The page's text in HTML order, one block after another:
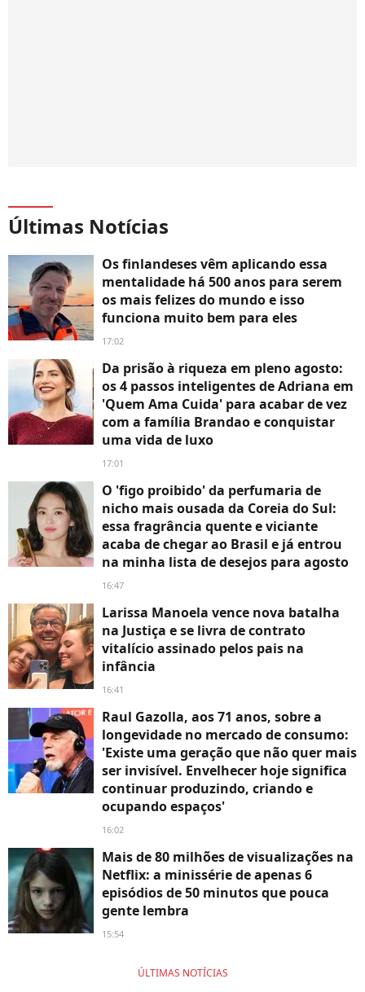
Últimas Notícias
Os finlandeses vêm aplicando essa
mentalidade há 500 anos para serem
os mais felizes do mundo e isso
funciona muito bem para eles
17:02
Da prisão à riqueza em pleno agosto:
os 4 passos inteligentes de Adriana em
'Quem Ama Cuida' para acabar de vez
com a família Brandao e conquistar
uma vida de luxo
17:01
O 'figo proibido' da perfumaria de
nicho mais ousada da Coreia do Sul:
essa fragrância quente e viciante
acaba de chegar ao Brasil e já entrou
na minha lista de desejos para agosto
16:47
Larissa Manoela vence nova batalha
na Justiça e se livra de contrato
vitalício assinado pelos pais na
infância
16:41
Raul Gazolla, aos 71 anos, sobre a
longevidade no mercado de consumo:
'Existe uma geração que não quer mais
ser invisível. Envelhecer hoje significa
continuar produzindo, criando e
ocupando espaços'
16:02
Mais de 80 milhões de visualizações na
Netflix: a minissérie de apenas 6
episódios de 50 minutos que pouca
gente lembra
15:54
ÚLTIMAS NOTÍCIAS